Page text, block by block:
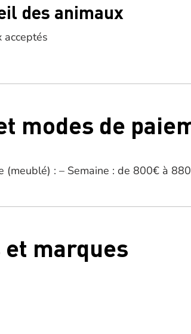
des animaux
acceptés
modes de
(meublé) : – Semaine : de 800€ à
et marques